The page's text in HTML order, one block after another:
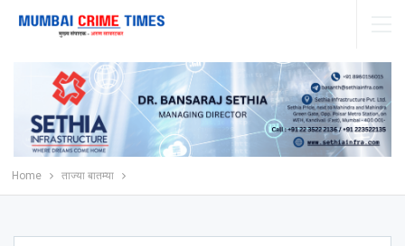
Home ताज्या बातम्या